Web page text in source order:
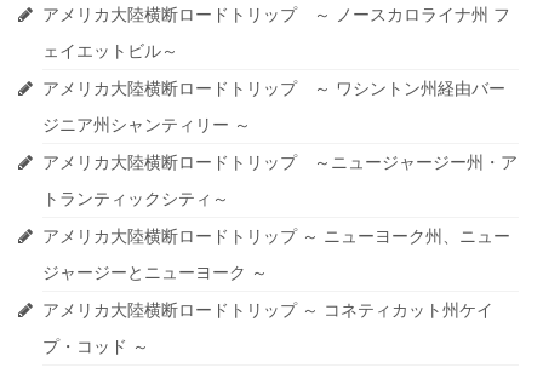
アメリカ大陸横断ロードトリップ ～ ノースカロライナ州 フ
ェイエットビル～
アメリカ大陸横断ロードトリップ ～ ワシントン州経由バー
ジニア州シャンティリー ～
アメリカ大陸横断ロードトリップ ～ニュージャージー州・ア
トランティックシティ～
アメリカ大陸横断ロードトリップ ～ ニューヨーク州、ニュー
ジャージーとニューヨーク ～
アメリカ大陸横断ロードトリップ ～ コネティカット州ケイ
プ・コッド ～